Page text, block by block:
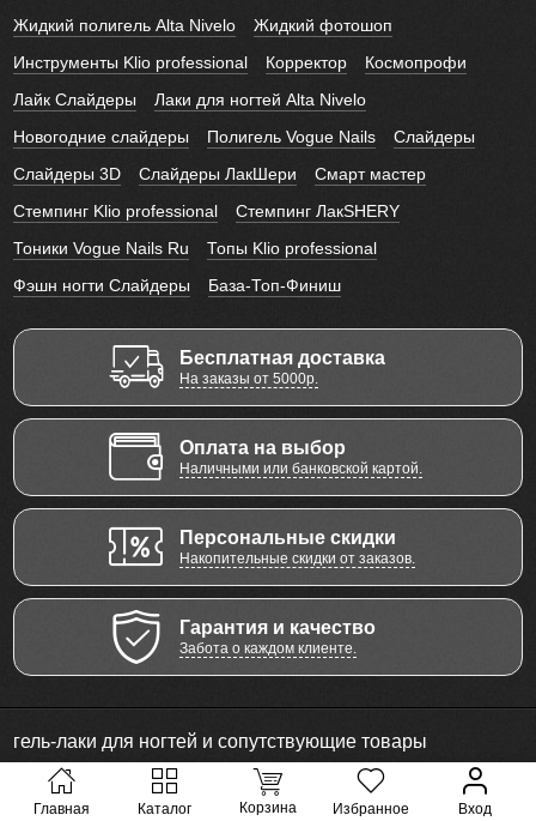
Главная Каталог Корзина Избранное Вход
Жидкий полигель Alta Nivelo
Жидкий фотошоп
Инструменты Klio professional
Корректор
Космопрофи
Лайк Слайдеры
Лаки для ногтей Alta Nivelo
Новогодние слайдеры
Полигель Vogue Nails
Слайдеры
Слайдеры 3D
Слайдеры ЛакШери
Смарт мастер
Стемпинг Klio professional
Стемпинг ЛакSHERY
Тоники Vogue Nails Ru
Топы Klio professional
Фэшн ногти Слайдеры
База-Топ-Финиш
Бесплатная доставка
На заказы от 5000р.
Оплата на выбор
Наличными или банковской картой.
Персональные скидки
Накопительные скидки от заказов.
Гарантия и качество
Забота о каждом клиенте.
гель-лаки для ногтей и сопутствующие товары
© 2011 - 2026 Все права защищены